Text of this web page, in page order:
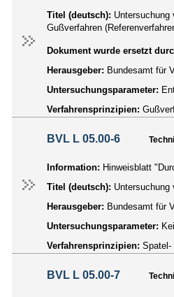
Titel (deutsch):
Gußverfahren
Dokument wurde ersetzt
Herausgeber: Bundesamt für
Untersuchungsparameter:
Verfahrensprinzipien:
BVL L 05.00-6
Information: Hinweisblatt
Titel (deutsch): Untersuchung
Herausgeber: Bundesamt für
Untersuchungsparameter:
Verfahrensprinzipien: Spatel-
BVL L 05.00-7